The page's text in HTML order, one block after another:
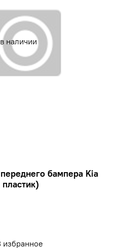
наличии
бампера Kia
избранное